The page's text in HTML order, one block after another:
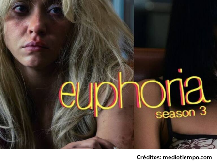
Créditos: mediotiempo.com